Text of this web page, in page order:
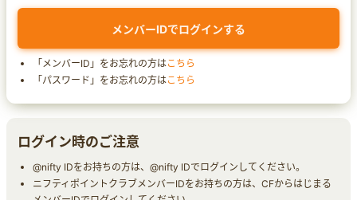
「メンバーID」をお忘れの方はこちら
「パスワード」をお忘れの方はこちら
ログイン時のご注意
@nifty IDをお持ちの方は、@nifty IDでログインしてください。
ニフティポイントクラブメンバーIDをお持ちの方は、CFからはじまる